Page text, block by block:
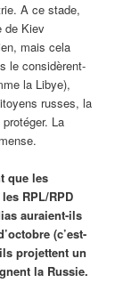
A ce stade,
de Kiev
mais cela
le considèrent-
la Libye),
russes, la
La
que les
RPL/RPD
auraient-ils
(c’est-
projettent un
la Russie.